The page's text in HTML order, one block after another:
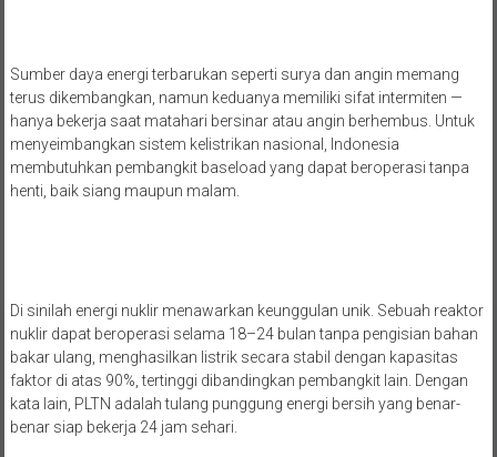
Sumber daya energi terbarukan seperti surya dan angin memang
terus dikembangkan, namun keduanya memiliki sifat intermiten —
hanya bekerja saat matahari bersinar atau angin berhembus. Untuk
menyeimbangkan sistem kelistrikan nasional, Indonesia
membutuhkan pembangkit baseload yang dapat beroperasi tanpa
henti, baik siang maupun malam.
Di sinilah energi nuklir menawarkan keunggulan unik. Sebuah reaktor
nuklir dapat beroperasi selama 18–24 bulan tanpa pengisian bahan
bakar ulang, menghasilkan listrik secara stabil dengan kapasitas
faktor di atas 90%, tertinggi dibandingkan pembangkit lain. Dengan
kata lain, PLTN adalah tulang punggung energi bersih yang benar-
benar siap bekerja 24 jam sehari.